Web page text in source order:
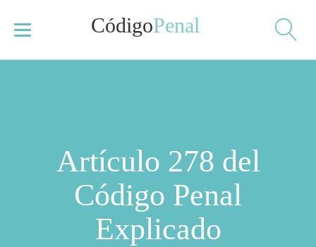
CódigoPenal
Artículo 278 del
Código Penal
Explicado